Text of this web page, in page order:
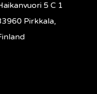
5 C 1
Pirkkala,